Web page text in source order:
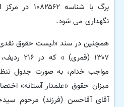
برگ با
نگهداری می شود.
همچنین در سند «لیست حقوق نقدی
۱۳۰۷
آقای آقاحسن (فرزند) مرحوم